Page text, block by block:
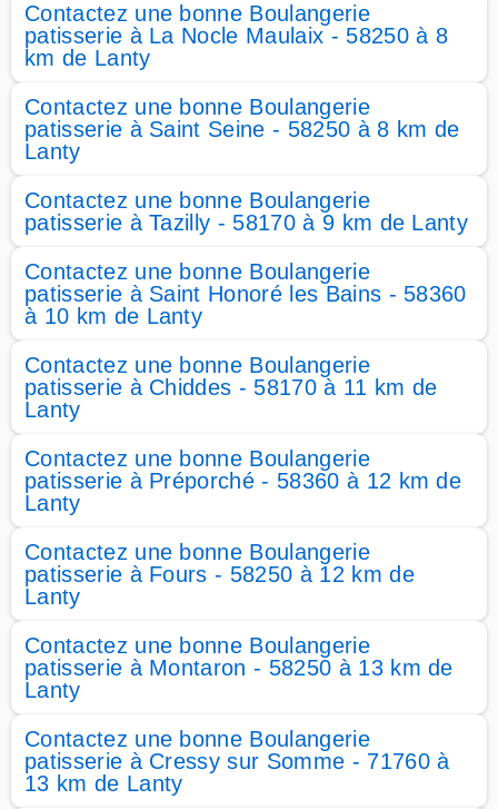
Contactez une bonne Boulangerie
patisserie à La Nocle Maulaix - 58250 à 8
km de Lanty
Contactez une bonne Boulangerie
patisserie à Saint Seine - 58250 à 8 km de
Lanty
Contactez une bonne Boulangerie
patisserie à Tazilly - 58170 à 9 km de Lanty
Contactez une bonne Boulangerie
patisserie à Saint Honoré les Bains - 58360
à 10 km de Lanty
Contactez une bonne Boulangerie
patisserie à Chiddes - 58170 à 11 km de
Lanty
Contactez une bonne Boulangerie
patisserie à Préporché - 58360 à 12 km de
Lanty
Contactez une bonne Boulangerie
patisserie à Fours - 58250 à 12 km de
Lanty
Contactez une bonne Boulangerie
patisserie à Montaron - 58250 à 13 km de
Lanty
Contactez une bonne Boulangerie
patisserie à Cressy sur Somme - 71760 à
13 km de Lanty